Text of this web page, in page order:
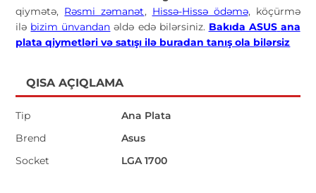
qiymətə, Rəsmi zəmanət, Hissə-Hissə ödəmə, köçürmə
ilə bizim ünvandan əldə edə bilərsiniz. Bakıda ASUS ana
plata qiymetləri və satışı ilə buradan tanış ola bilərsiz
QISA AÇIQLAMA
Tip
Ana Plata
Brend
Asus
Socket
LGA 1700